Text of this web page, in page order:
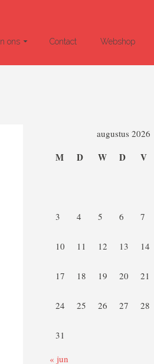
ons Contact Webshop
augustus 2026
M D W D V
3 4 5 6 7
10 11 12 13 14
17 18 19 20 21
24 25 26 27 28
31
« jun